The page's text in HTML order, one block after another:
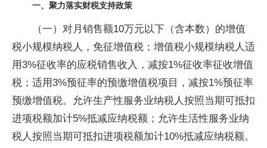
一、聚力落实财税支持政策
（一）对月销售额10万元以下（含本数）的增值
税小规模纳税人，免征增值税；增值税小规模纳税人适
用3%征收率的应税销售收入，减按1%征收率征收增值
税；适用3%预征率的预缴增值税项目，减按1%预征率
预缴增值税。允许生产性服务业纳税人按照当期可抵扣
进项税额加计5%抵减应纳税额；允许生活性服务业纳
税人按照当期可抵扣进项税额加计10%抵减应纳税额。